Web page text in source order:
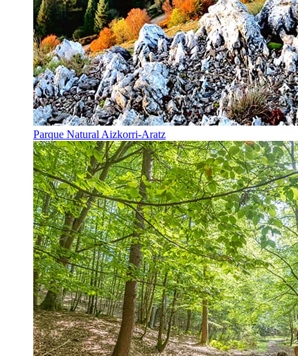
Parque Natural Aizkorri-Aratz